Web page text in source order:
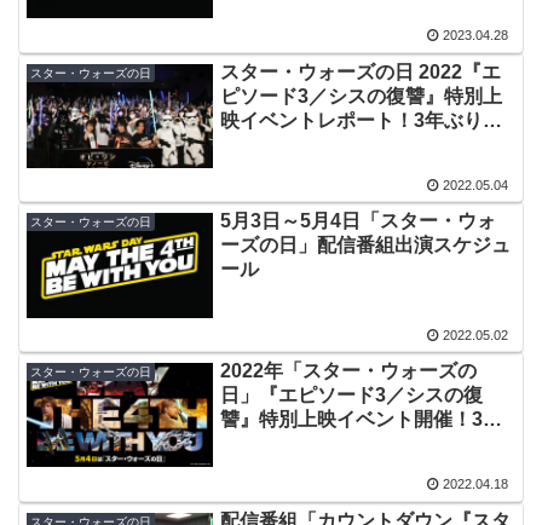
2023.04.28
スター・ウォーズの日
スター・ウォーズの日 2022『エ
ピソード3／シスの復讐』特別上
映イベントレポート！3年ぶりの
2022.05.04
スター・ウォーズの日
5月3日～5月4日「スター・ウォ
ーズの日」配信番組出演スケジュ
ール
2022.05.02
スター・ウォーズの日
2022年「スター・ウォーズの
日」『エピソード3／シスの復
讐』特別上映イベント開催！3年
2022.04.18
スター・ウォーズの日
配信番組「カウントダウン『スタ